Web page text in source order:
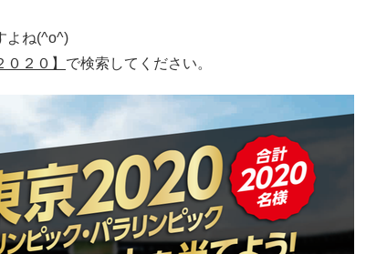
よね(^o^)
２０】 で検索してください。